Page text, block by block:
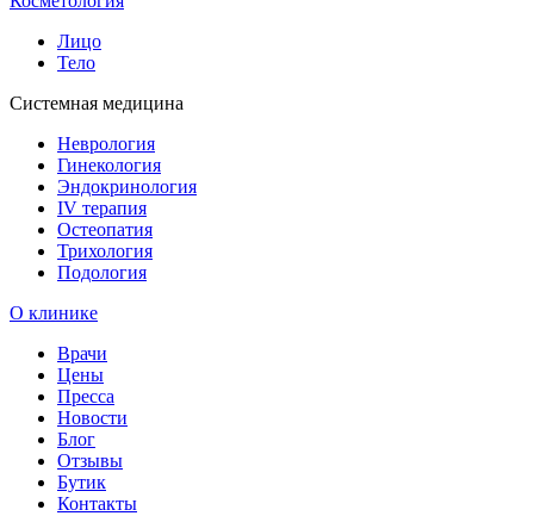
Лицо
Тело
Системная медицина
Неврология
Гинекология
Эндокринология
IV терапия
Остеопатия
Трихология
Подология
О клинике
Врачи
Цены
Пресса
Новости
Блог
Отзывы
Бутик
Контакты